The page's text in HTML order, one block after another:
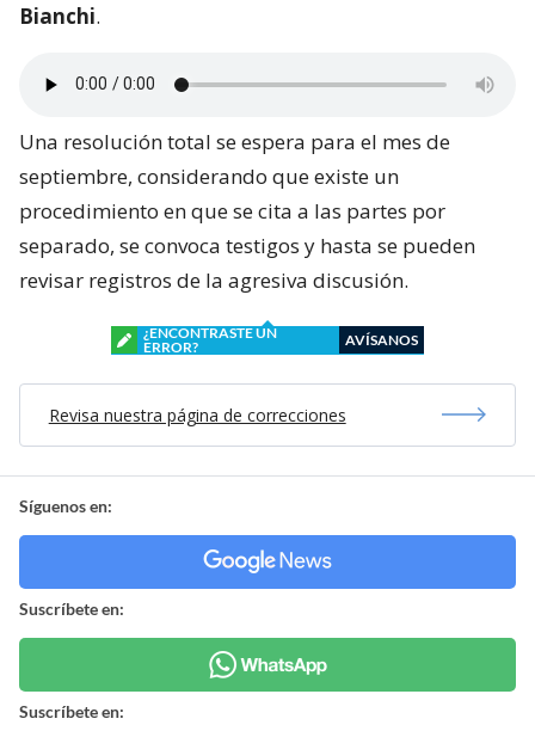
Bianchi.
Una resolución total se espera para el mes de
septiembre, considerando que existe un
procedimiento en que se cita a las partes por
separado, se convoca testigos y hasta se pueden
revisar registros de la agresiva discusión.
¿ENCONTRASTE UN
ERROR?
AVÍSANOS
Revisa nuestra página de correcciones
Síguenos en:
Suscríbete en:
Suscríbete en: